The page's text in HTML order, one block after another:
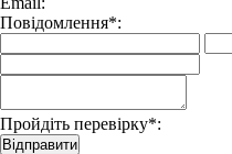
Повідомлення*:
Пройдіть перевірку*:
Відправити